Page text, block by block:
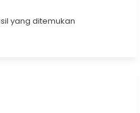
yang ditemukan